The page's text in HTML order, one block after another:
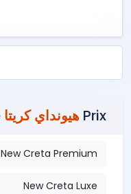
Prix هيونداي كريتا
New Creta Premium
New Creta Luxe